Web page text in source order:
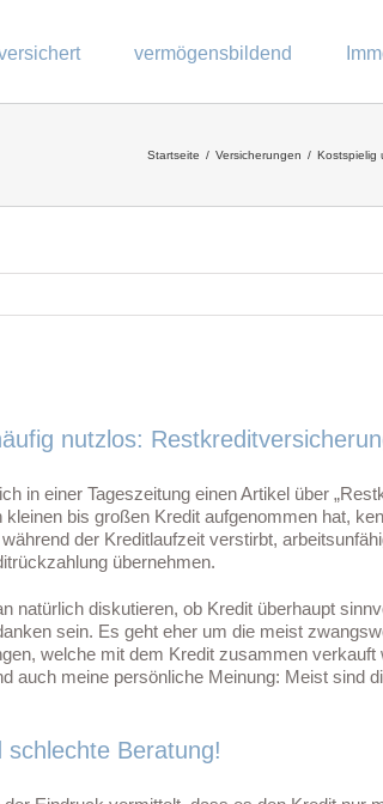
vermögensbildend
Startseite Versicherungen Kostspielig
nutzlos:
in einer Tageszeitung einen Artikel über
bis großen Kredit aufgenommen hat,
der Kreditlaufzeit verstirbt,
übernehmen.
natürlich diskutieren, ob Kredit überhaupt
sein. Es geht eher um die meist
welche mit dem Kredit zusammen verkauft
auch meine persönliche Meinung: Meist sind
schlechte Beratung!